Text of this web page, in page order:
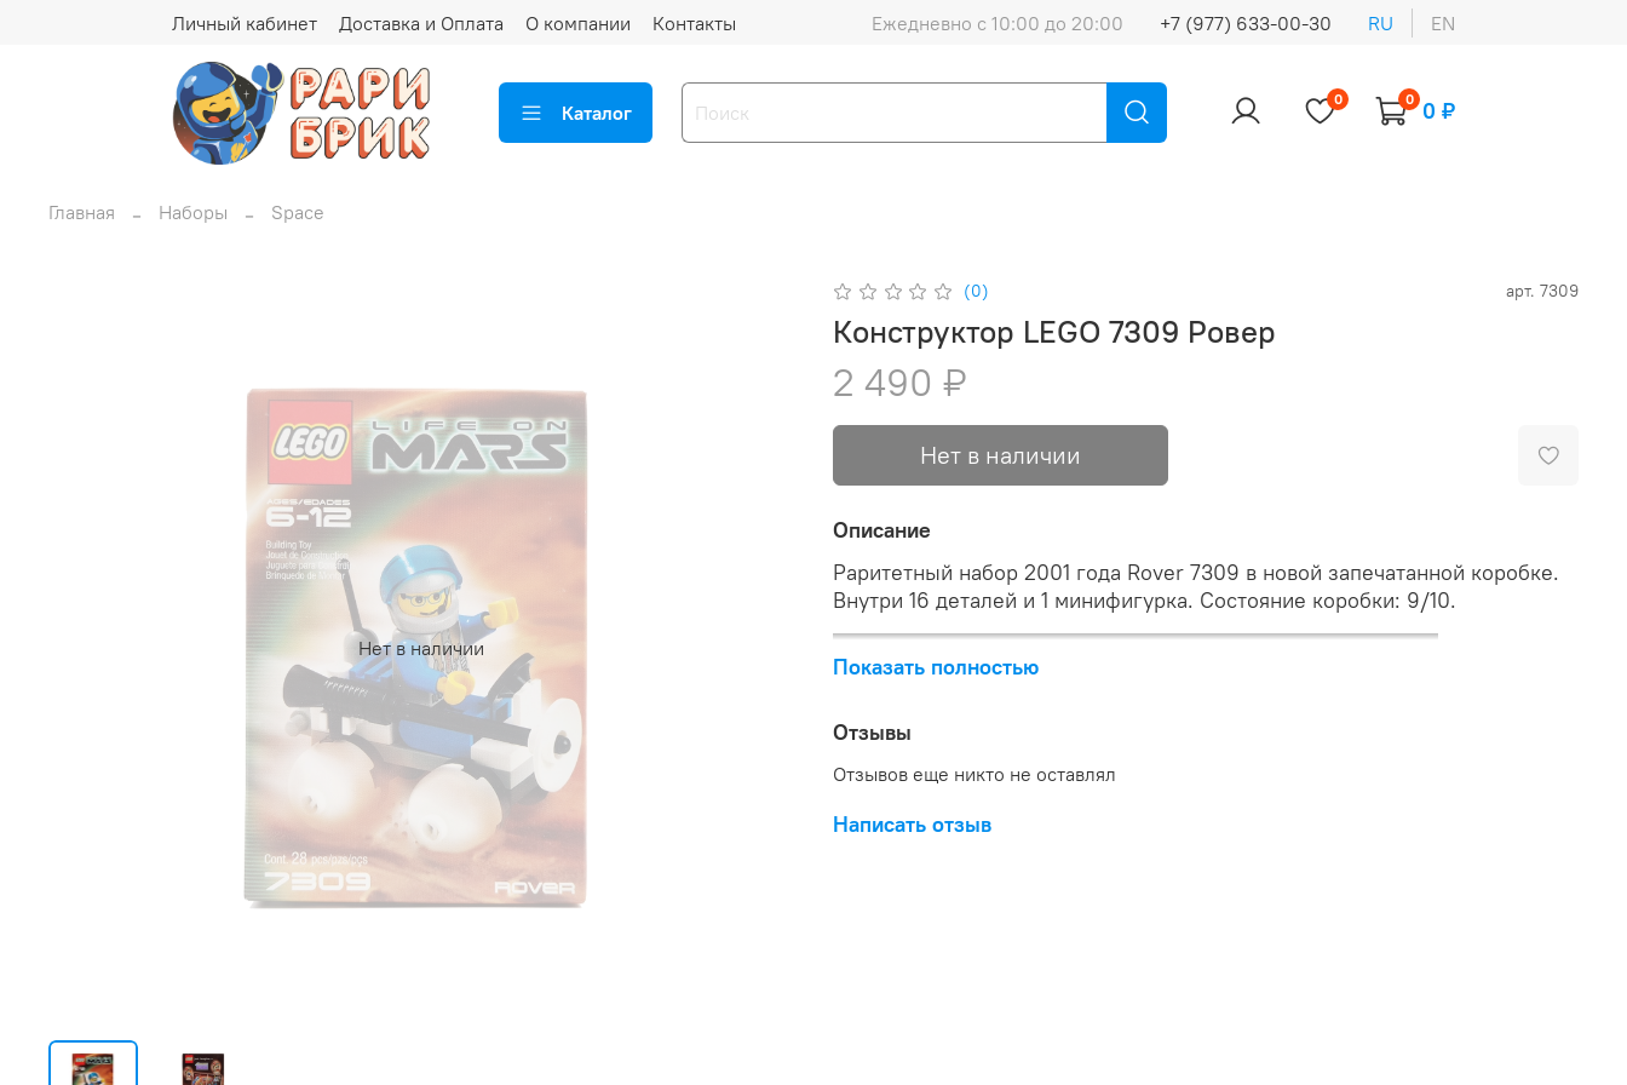
Личный кабинет Доставка и Оплата О компании Контакты Ежедневно с 10:00 до 20:00 +7 (977) 633-00-30 RU EN
Каталог
0 0 0 ₽
Главная Наборы Space
Нет в наличии
(0) арт. 7309
Конструктор LEGO 7309 Ровер
2 490 ₽
Нет в наличии
Описание
Раритетный набор 2001 года Rover 7309 в новой запечатанной коробке.
Внутри 16 деталей и 1 минифигурка. Состояние коробки: 9/10.
Показать полностью
Отзывы
Отзывов еще никто не оставлял
Написать отзыв